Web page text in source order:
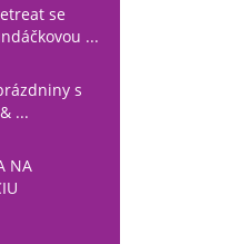
se
...
s
...
NA